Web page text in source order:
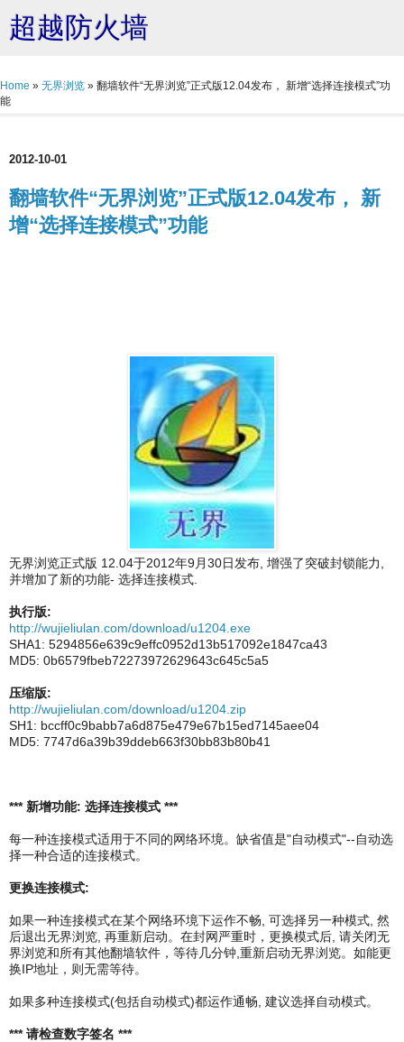
超越防火墙
Home » 无界浏览 » 翻墙软件“无界浏览”正式版12.04发布， 新增“选择连接模式”功
能
2012-10-01
翻墙软件“无界浏览”正式版12.04发布， 新
增“选择连接模式”功能
无界浏览正式版 12.04于2012年9月30日发布, 增强了突破封锁能力,
并增加了新的功能- 选择连接模式.
执行版:
http://wujieliulan.com/download/u1204.exe
SHA1: 5294856e639c9effc0952d13b517092e1847ca43
MD5: 0b6579fbeb72273972629643c645c5a5
压缩版:
http://wujieliulan.com/download/u1204.zip
SH1: bccff0c9babb7a6d875e479e67b15ed7145aee04
MD5: 7747d6a39b39ddeb663f30bb83b80b41
*** 新增功能: 选择连接模式 ***
每一种连接模式适用于不同的网络环境。缺省值是"自动模式"--自动选
择一种合适的连接模式。
更换连接模式:
如果一种连接模式在某个网络环境下运作不畅, 可选择另一种模式, 然
后退出无界浏览, 再重新启动。在封网严重时，更换模式后, 请关闭无
界浏览和所有其他翻墙软件，等待几分钟,重新启动无界浏览。如能更
换IP地址，则无需等待。
如果多种连接模式(包括自动模式)都运作通畅, 建议选择自动模式。
*** 请检查数字签名 ***